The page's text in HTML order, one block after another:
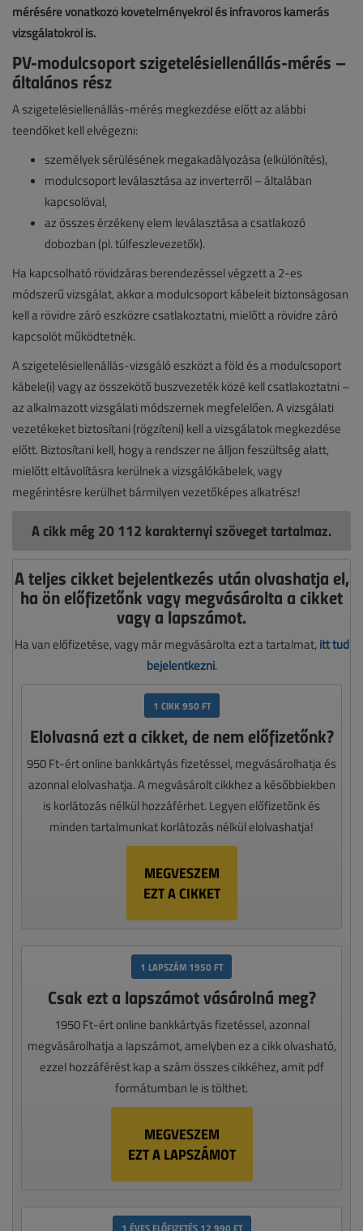
mérésére vonatkozó követelményekről és infravörös kamerás
vizsgálatokról is.
PV-modulcsoport szigetelésiellenállás-mérés –
általános rész
A szigetelésiellenállás-mérés megkezdése előtt az alábbi
teendőket kell elvégezni:
személyek sérülésének megakadályozása (elkülönítés),
modulcsoport leválasztása az inverterről – általában
kapcsolóval,
az összes érzékeny elem leválasztása a csatlakozó
dobozban (pl. túlfeszlevezetők).
Ha kapcsolható rövidzáras berendezéssel végzett a 2-es
módszerű vizsgálat, akkor a modulcsoport kábeleit biztonságosan
kell a rövidre záró eszközre csatlakoztatni, mielőtt a rövidre záró
kapcsolót működtetnék.
A szigetelésiellenállás-vizsgáló eszközt a föld és a modulcsoport
kábele(i) vagy az összekötő buszvezeték közé kell csatlakoztatni –
az alkalmazott vizsgálati módszernek megfelelően. A vizsgálati
vezetékeket biztosítani (rögzíteni) kell a vizsgálatok megkezdése
előtt. Biztosítani kell, hogy a rendszer ne álljon feszültség alatt,
mielőtt eltávolításra kerülnek a vizsgálókábelek, vagy
megérintésre kerülhet bármilyen vezetőképes alkatrész!
A cikk még 20 112 karakternyi szöveget tartalmaz.
A teljes cikket bejelentkezés után olvashatja el,
ha ön előfizetőnk vagy megvásárolta a cikket
vagy a lapszámot.
Ha van előfizetése, vagy már megvásárolta ezt a tartalmat, itt tud
bejelentkezni.
1 CIKK 950 FT
Elolvasná ezt a cikket, de nem előfizetőnk?
950 Ft-ért online bankkártyás fizetéssel, megvásárolhatja és
azonnal elolvashatja. A megvásárolt cikkhez a későbbiekben
is korlátozás nélkül hozzáférhet. Legyen előfizetőnk és
minden tartalmunkat korlátozás nélkül elolvashatja!
MEGVESZEM
EZT A CIKKET
1 LAPSZÁM 1950 FT
Csak ezt a lapszámot vásárolná meg?
1950 Ft-ért online bankkártyás fizetéssel, azonnal
megvásárolhatja a lapszámot, amelyben ez a cikk olvasható,
ezzel hozzáférést kap a szám összes cikkéhez, amit pdf
formátumban le is tölthet.
MEGVESZEM
EZT A LAPSZÁMOT
1 ÉVES ELŐFIZETÉS 12 990 FT